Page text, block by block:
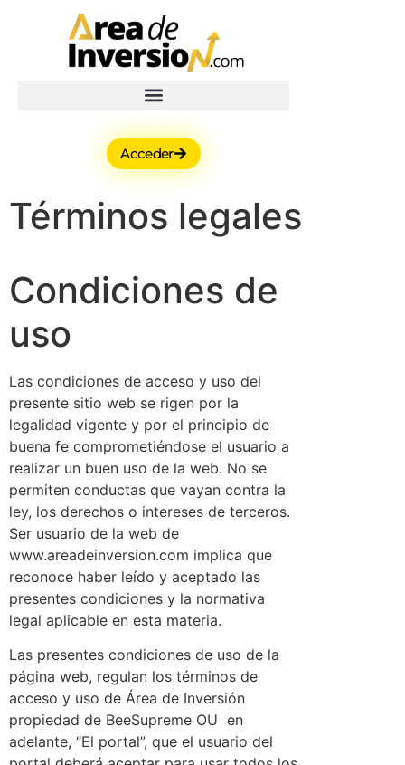
Acceder
Términos legales
Condiciones de
uso
Las condiciones de acceso y uso del
presente sitio web se rigen por la
legalidad vigente y por el principio de
buena fe comprometiéndose el usuario a
realizar un buen uso de la web. No se
permiten conductas que vayan contra la
ley, los derechos o intereses de terceros.
Ser usuario de la web de
www.areadeinversion.com implica que
reconoce haber leído y aceptado las
presentes condiciones y la normativa
legal aplicable en esta materia.
Las presentes condiciones de uso de la
página web, regulan los términos de
acceso y uso de Área de Inversión
propiedad de BeeSupreme OU en
adelante, “El portal”, que el usuario del